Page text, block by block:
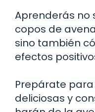
Aprenderás no
copos de
sino también
efectos
Prepárate
deliciosas y